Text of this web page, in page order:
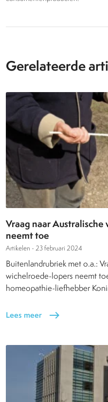
Gerelateerde
Vraag naar
neemt toe
Artikelen - 23 februari 2024
Buitenlandrubriek met o.a.:
wichelroede-lopers neemt
homeopathie-liefhebber
Lees meer east